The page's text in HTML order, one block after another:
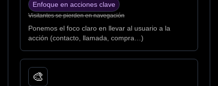
Enfoque en acciones clave
Visitantes se pierden en navegación
Ponemos el foco claro en llevar al usuario a la
acción (contacto, llamada, compra…)
🎨